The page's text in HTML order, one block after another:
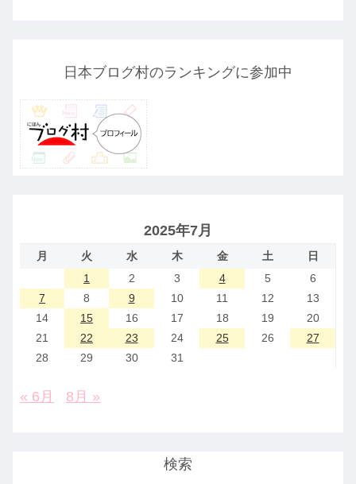
日本ブログ村のランキングに参加中
2025年7月
月 火 水 木 金 土
日
1
2 3 4 5
6
7
8 9 10 11 12
13
14
15 16 17 18 19
20
21
22 23 24 25 26
27
28
29 30 31
« 6月 8月 »
検索